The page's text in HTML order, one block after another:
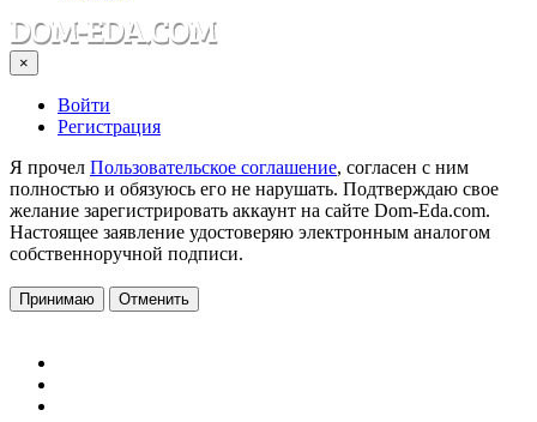
×
Войти
Регистрация
Я прочел Пользовательское соглашение, согласен с ним
полностью и обязуюсь его не нарушать. Подтверждаю свое
желание зарегистрировать аккаунт на сайте Dom-Eda.com.
Настоящее заявление удостоверяю электронным аналогом
собственноручной подписи.
Принимаю Отменить